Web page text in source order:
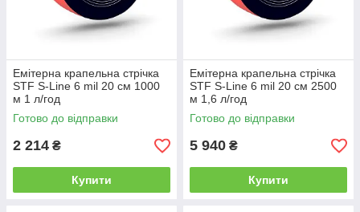
Емітерна крапельна стрічка
STF S-Line 6 mil 20 см 1000
м 1 л/год
Готово до відправки
2 214 ₴
Купити
Емітерна крапельна стрічка
STF S-Line 6 mil 20 см 2500
м 1,6 л/год
Готово до відправки
5 940 ₴
Купити